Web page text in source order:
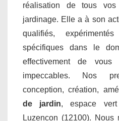
réalisation de tous
jardinage. Elle a à son
qualifiés,
spécifiques dans le
effectivement de vous
impeccables. Nos
conception, création,
de jardin, espace vert
Luzencon (12100).